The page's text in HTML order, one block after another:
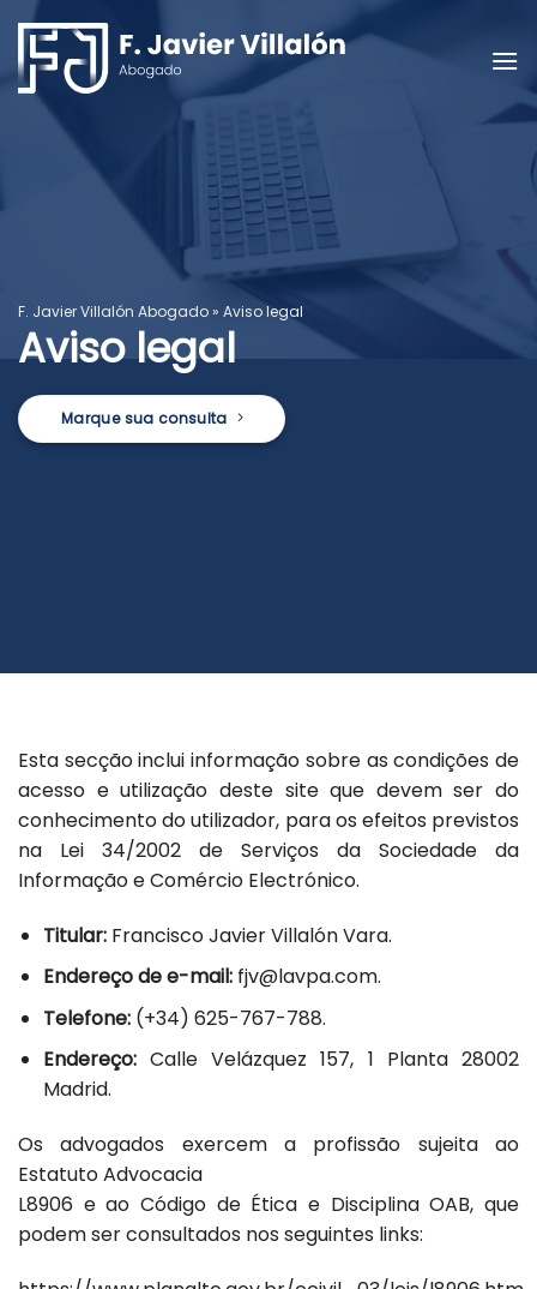
Skip
content
F. Javier Villalón Abogado» Aviso legal
Aviso legal
Marque sua consulta
Esta secção inclui informação sobre as condições de
acesso e utilização deste site que devem ser do
conhecimento do utilizador, para os efeitos previstos
na Lei 34/2002 de Serviços da Sociedade da
Informação e Comércio Electrónico.
Titular:Francisco Javier Villalón Vara.
Endereço de e-mail:fjv@lavpa.com.
Telefone:(+34) 625-767-788.
Endereço:Calle Velázquez 157, 1 Planta 28002
Madrid.
Os advogados exercem a profissão sujeita ao
Estatuto Advocacia
L8906 e ao Código de Ética e Disciplina OAB, que
podem ser consultados nos seguintes links: